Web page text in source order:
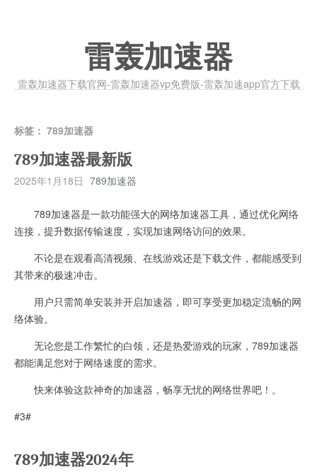
雷轰加速器
雷轰加速器下载官网-雷轰加速器vp免费版-雷轰加速app官方下载
标签： 789加速器
789加速器最新版
2025年1月18日 789加速器
789加速器是一款功能强大的网络加速器工具，通过优化网络
连接，提升数据传输速度，实现加速网络访问的效果。
不论是在观看高清视频、在线游戏还是下载文件，都能感受到
其带来的极速冲击。
用户只需简单安装并开启加速器，即可享受更加稳定流畅的网
络体验。
无论您是工作繁忙的白领，还是热爱游戏的玩家，789加速器
都能满足您对于网络速度的需求。
快来体验这款神奇的加速器，畅享无忧的网络世界吧！。
#3#
789加速器2024年